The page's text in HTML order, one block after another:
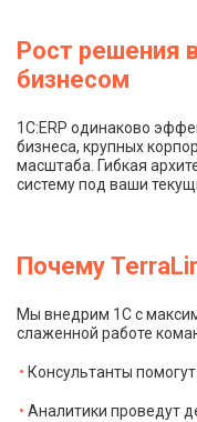
Рост решения
бизнесом
1С:ERP одинаково
бизнеса, крупных
масштаба. Гибкая
систему под ваши
Почему
Мы внедрим 1С с
слаженной работе
Консультанты
Аналитики проведут